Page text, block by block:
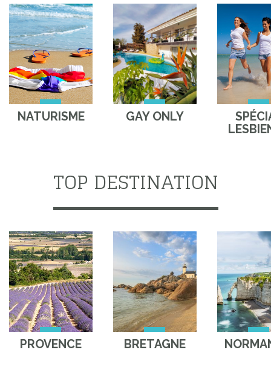
NATURISME GAY ONLY
TOP DESTINATION
PROVENCE BRETAGNE